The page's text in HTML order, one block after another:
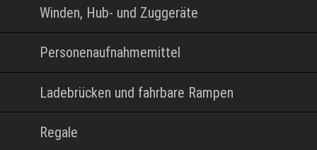
Winden, Hub- und Zuggeräte
Personenaufnahmemittel
Ladebrücken und fahrbare Rampen
Regale